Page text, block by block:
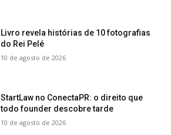
Livro revela histórias de 10 fotografias
do Rei Pelé
10 de agosto de 2026
StartLaw no ConectaPR: o direito que
todo founder descobre tarde
10 de agosto de 2026